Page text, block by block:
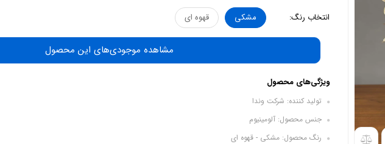
انتخاب رنگ: مشکی قهوه ای
مشاهده موجودی‌های این محصول
ویژگی‌های محصول
تولید کننده: شرکت وندا
جنس محصول: آلومینیوم
رنگ محصول: مشکی - قهوه ای